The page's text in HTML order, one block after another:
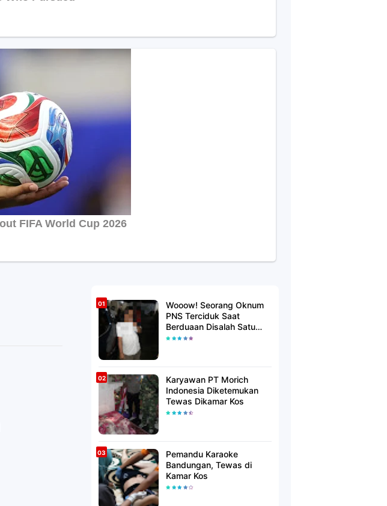
Wooow! Seorang Oknum
PNS Terciduk Saat
Berduaan Disalah Satu
Kamar Hotel Salatiga
Karyawan PT Morich
Indonesia Diketemukan
Tewas Dikamar Kos
Pemandu Karaoke
Bandungan, Tewas di
Kamar Kos